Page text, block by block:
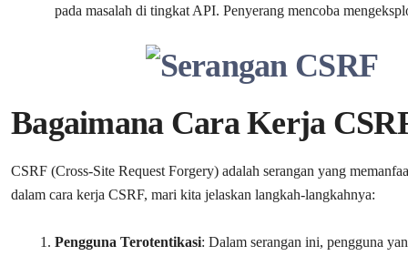
pada masalah di tingkat API. Penyerang mencoba
Bagaimana Cara Kerja
CSRF (Cross-Site Request Forgery) adalah serangan yang
dalam cara kerja CSRF, mari kita jelaskan langkah-langkahnya:
Pengguna Terotentikasi: Dalam serangan ini, pengguna